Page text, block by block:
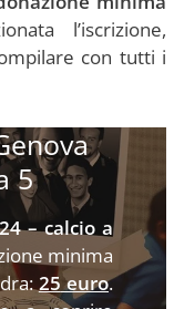
l’iscrizione,
con tutti i
5
– calcio a
minima
25euro.